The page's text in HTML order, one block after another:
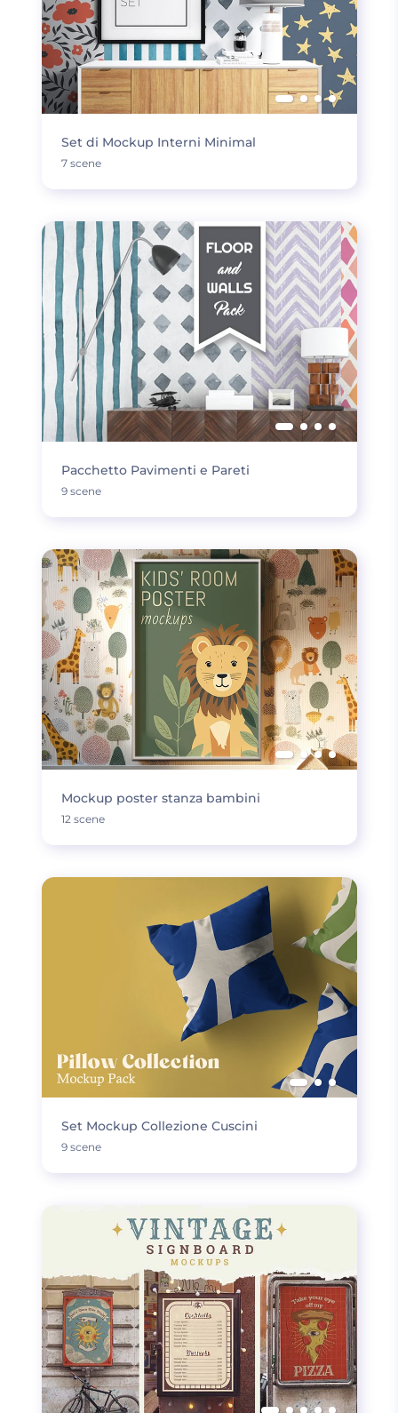
Set di Mockup Interni Minimal
7 scene
Pacchetto Pavimenti e Pareti
9 scene
Mockup poster stanza bambini
12 scene
Set Mockup Collezione Cuscini
9 scene